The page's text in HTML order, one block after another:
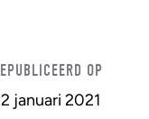
OP
januari 2021